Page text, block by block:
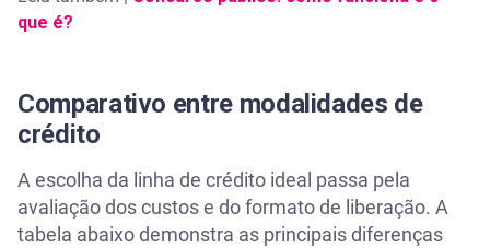
que é?
Comparativo entre modalidades de
crédito
A escolha da linha de crédito ideal passa pela
avaliação dos custos e do formato de liberação. A
tabela abaixo demonstra as principais diferenças